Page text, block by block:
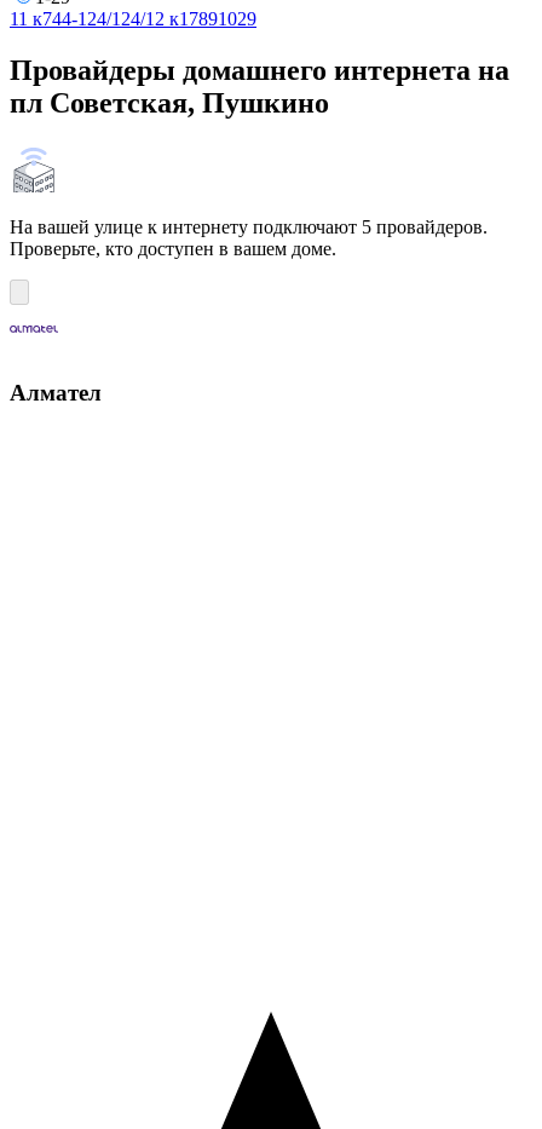
11 к744-124/124/12 к1 7891029
Провайдеры домашнего интернета на
пл Советская, Пушкино
На вашей улице к интернету подключают 5 провайдеров.
Проверьте, кто доступен в вашем доме.
Алмател